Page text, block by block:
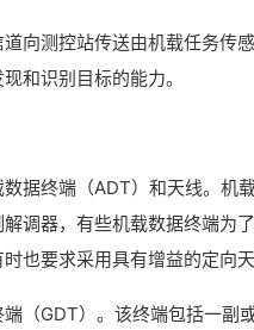
向测控站传送由机载任务传
和识别目标的能力。
据终端（ADT）和天线。机
调器，有些机载数据终端为
也要求采用具有增益的定向天
（GDT）。该终端包括一副